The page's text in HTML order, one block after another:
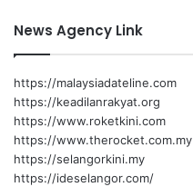
News Agency Link
https://malaysiadateline.com
https://keadilanrakyat.org
https://www.roketkini.com
https://www.therocket.com.my
https://selangorkini.my
https://ideselangor.com/